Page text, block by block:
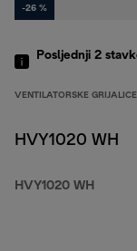
-26 %
Posljednji 2
VENTILATORSKE GRIJALICE
HVY1020 WH
HVY1020 WH